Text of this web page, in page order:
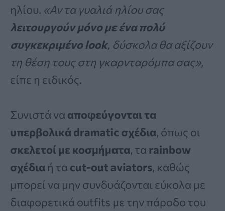
ηλίου. «Αν τα γυαλιά ηλίου σας
λειτουργούν μόνο με ένα πολύ
συγκεκριμένο look, δύσκολα θα αξίζουν
τη θέση τους στη γκαρνταρόμπα σας»,
είπε η ειδικός.
Συνιστά να αποφεύγονται τα
υπερβολικά dramatic σχέδια, όπως οι
σκελετοί με κοσμήματα, τα rainbow
σχέδια ή τα cut-out aviators, καθώς
μπορεί να μην συνδυάζονται εύκολα με
διαφορετικά outfits με την πάροδο του